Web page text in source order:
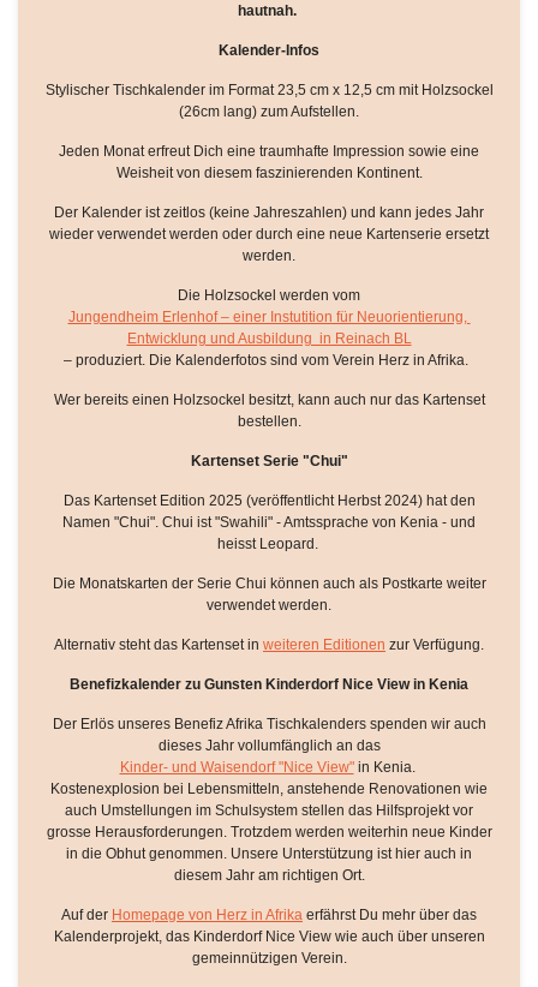
hautnah.
Kalender-Infos
Stylischer Tischkalender im Format 23,5 cm x 12,5 cm mit Holzsockel
(26cm lang) zum Aufstellen.
Jeden Monat erfreut Dich eine traumhafte Impression sowie eine
Weisheit von diesem faszinierenden Kontinent.
Der Kalender ist zeitlos (keine Jahreszahlen) und kann jedes Jahr
wieder verwendet werden oder durch eine neue Kartenserie ersetzt
werden.
Die Holzsockel werden vom
Jungendheim Erlenhof – einer Instutition für Neuorientierung,
Entwicklung und Ausbildung in Reinach BL
– produziert. Die Kalenderfotos sind vom Verein Herz in Afrika.
Wer bereits einen Holzsockel besitzt, kann auch nur das Kartenset
bestellen.
Kartenset Serie "Chui"
Das Kartenset Edition 2025 (veröffentlicht Herbst 2024) hat den
Namen "Chui". Chui ist "Swahili" - Amtssprache von Kenia - und
heisst Leopard.
Die Monatskarten der Serie Chui können auch als Postkarte weiter
verwendet werden.
Alternativ steht das Kartenset in weiteren Editionen zur Verfügung.
Benefizkalender zu Gunsten Kinderdorf Nice View in Kenia
Der Erlös unseres Benefiz Afrika Tischkalenders spenden wir auch
dieses Jahr vollumfänglich an das
Kinder- und Waisendorf "Nice View"in Kenia.
Kostenexplosion bei Lebensmitteln, anstehende Renovationen wie
auch Umstellungen im Schulsystem stellen das Hilfsprojekt vor
grosse Herausforderungen. Trotzdem werden weiterhin neue Kinder
in die Obhut genommen. Unsere Unterstützung ist hier auch in
diesem Jahr am richtigen Ort.
Auf der Homepage von Herz in Afrika erfährst Du mehr über das
Kalenderprojekt, das Kinderdorf Nice View wie auch über unseren
gemeinnützigen Verein.